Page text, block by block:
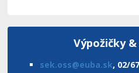
Výpožičky
sek.oss@euba.sk, 02/